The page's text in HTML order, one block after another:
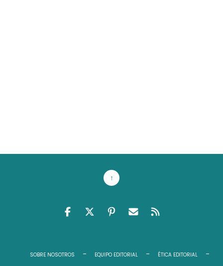
↑
SOBRE NOSOTROS EQUIPO EDITORIAL ÉTICA EDITORIAL